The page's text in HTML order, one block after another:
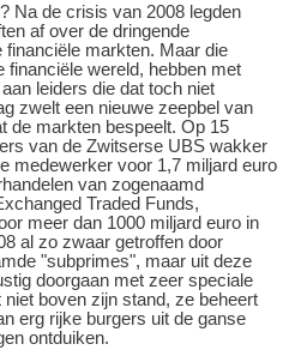
Na de crisis van 2008 legden
af over de dringende
markten. Maar die
financiële wereld, hebben met
leiders die dat toch niet
zwelt een nieuwe zeepbel van
de markten bespeelt. Op 15
van de Zwitserse UBS wakker
medewerker voor 1,7 miljard euro
van zogenaamd
Traded Funds,
meer dan 1000 miljard euro in
al zo zwaar getroffen door
"subprimes", maar uit deze
doorgaan met zeer speciale
boven zijn stand, ze beheert
erg rijke burgers uit de ganse
ontduiken.